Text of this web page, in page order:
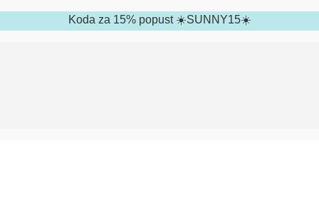
Koda za 15% popust ☀️SUNNY15☀️